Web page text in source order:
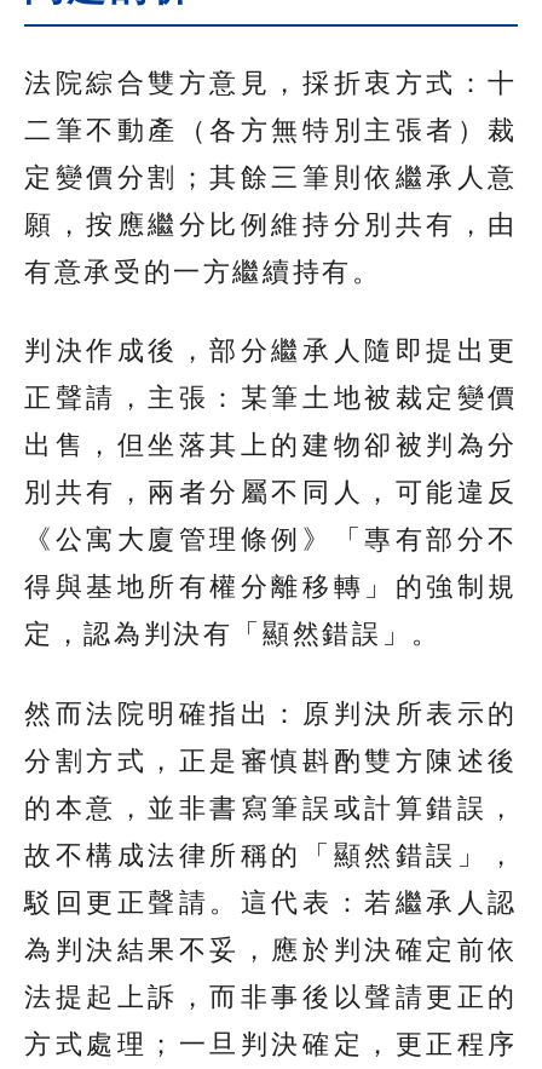
法院綜合雙方意見，採折衷方式：十
二筆不動產（各方無特別主張者）裁
定變價分割；其餘三筆則依繼承人意
願，按應繼分比例維持分別共有，由
有意承受的一方繼續持有。
判決作成後，部分繼承人隨即提出更
正聲請，主張：某筆土地被裁定變價
出售，但坐落其上的建物卻被判為分
別共有，兩者分屬不同人，可能違反
《公寓大廈管理條例》「專有部分不
得與基地所有權分離移轉」的強制規
定，認為判決有「顯然錯誤」。
然而法院明確指出：原判決所表示的
分割方式，正是審慎斟酌雙方陳述後
的本意，並非書寫筆誤或計算錯誤，
故不構成法律所稱的「顯然錯誤」，
駁回更正聲請。這代表：若繼承人認
為判決結果不妥，應於判決確定前依
法提起上訴，而非事後以聲請更正的
方式處理；一旦判決確定，更正程序